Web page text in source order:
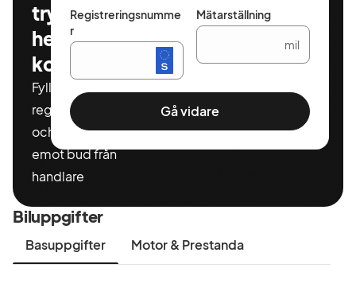
tryggt och
helt
kostnadsfritt
Fyll i ditt
registeringnummer
och miltal för att ta
emot bud från
handlare
Registreringsnumme
r
Mätarställning
mil
Gå vidare
Biluppgifter
Basuppgifter Motor & Prestanda